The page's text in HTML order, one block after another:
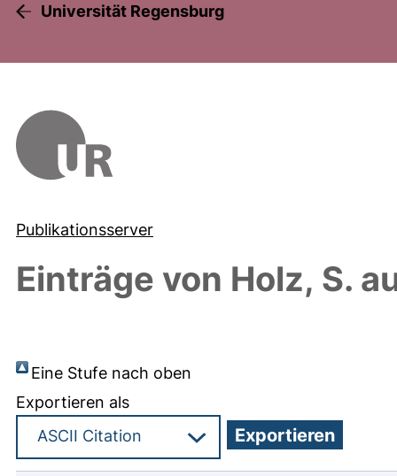
Universität Regensburg
Publikationsserver
Einträge von Holz, S.
Eine Stufe nach oben
Exportieren als